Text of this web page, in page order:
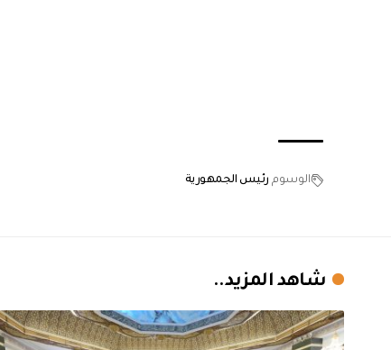
الوسوم رئيس الجمهورية
شاهد المزيد..